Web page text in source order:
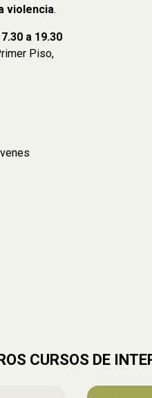
violencia.
a 19.30
Piso,
CURSOS DE